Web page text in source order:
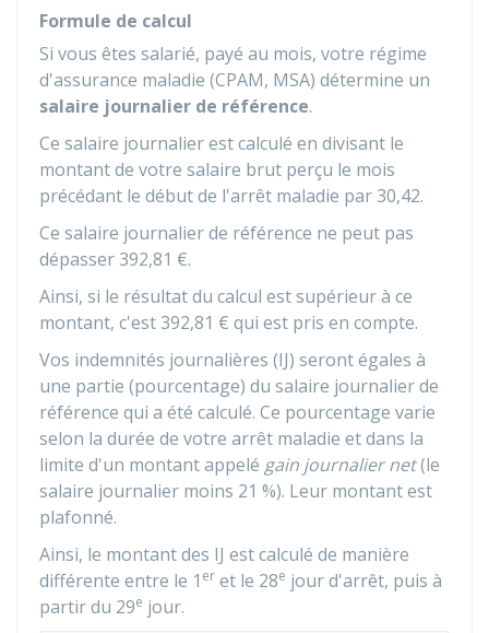
Formule de calcul
Si vous êtes salarié, payé au mois, votre régime
d'assurance maladie (CPAM, MSA) détermine un
salaire journalier de référence.
Ce salaire journalier est calculé en divisant le
montant de votre salaire brut perçu le mois
précédant le début de l'arrêt maladie par 30,42.
Ce salaire journalier de référence ne peut pas
dépasser392,81 €.
Ainsi, si le résultat du calcul est supérieur à ce
montant, c'est392,81 € qui est pris en compte.
Vos indemnités journalières (IJ) seront égales à
une partie (pourcentage) du salaire journalier de
référence qui a été calculé. Ce pourcentage varie
selon la durée de votre arrêt maladie et dans la
limite d'un montant appelé gain journalier net(le
salaire journalier moins 21 %). Leur montant est
plafonné.
Ainsi, le montant des IJ est calculé de manière
différente entre le 1 er et le 28e jour d'arrêt, puis à
partir du 29e jour.